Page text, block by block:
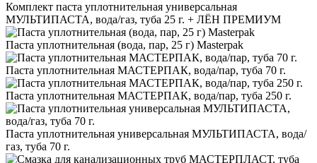
Комплект паста уплотнительная универсальная
МУЛЬТИПАСТА, вода/газ, туба 25 г. + ЛЁН ПРЕМИУМ
Паста уплотнительная (вода, пар, 25 г) Masterpak
Паста уплотнительная МАСТЕРПАК, вода/пар, туба 70 г.
Паста уплотнительная МАСТЕРПАК, вода/пар, туба 250 г.
Паста уплотнительная универсальная МУЛЬТИПАСТА, вода/
газ, туба 70 г.